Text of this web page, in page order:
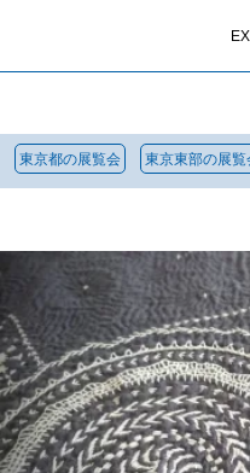
東京都の展覧会 東京東部の展覧